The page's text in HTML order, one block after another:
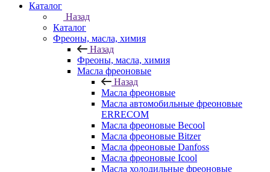
Каталог
Назад
Каталог
Фреоны, масла, химия
Назад
Фреоны, масла, химия
Масла фреоновые
Назад
Масла фреоновые
Масла автомобильные фреоновые
ERRECOM
Масла фреоновые Becool
Масла фреоновые Bitzer
Масла фреоновые Danfoss
Масла фреоновые Icool
Масла холодильные фреоновые